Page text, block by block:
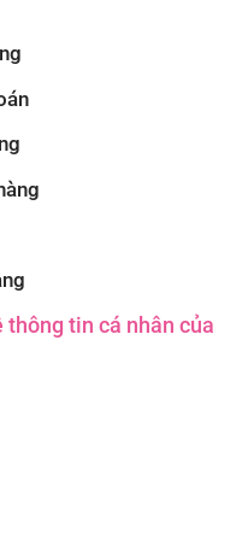
thông tin cá nhân của